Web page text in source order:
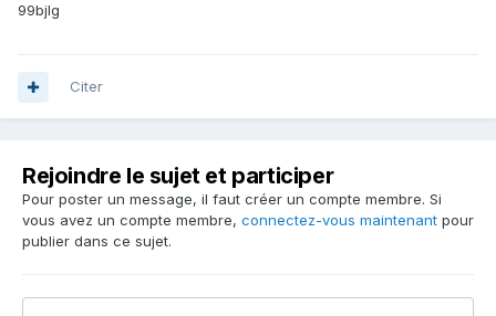
99bjlg
Citer
Rejoindre le sujet et participer
Pour poster un message, il faut créer un compte membre. Si
vous avez un compte membre, connectez-vous maintenant pour
publier dans ce sujet.